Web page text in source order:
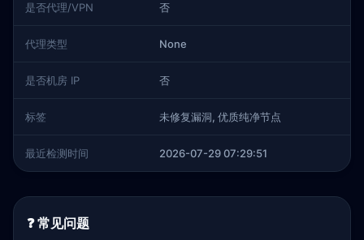
是否代理/VPN 否
代理类型 None
是否机房 IP 否
标签 未修复漏洞, 优质纯净节点
最近检测时间 2026-07-29 07:29:51
❓ 常见问题